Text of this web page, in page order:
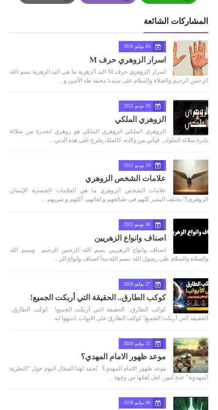
المشاركات الشائعة
05 يوليو 2026
اسرار الزوهري حرف M
اسرار الزوهري حرف M اليد الزهرية ما هي اليد الزهرية بسم الله
الرحمن الرحيم والصلاة والسلام على سيدنا محمد طه الأمين و…
29 يونيو 2022
الزوهري الملكي
الزوهري الملكي الزوهري الملكي هو زوهري انحدرة من سلالة
نادرة سلالة الملوك.. فيأتي من ولادته كالملك يخرج على هذه الدني…
29 يونيو 2022
علامات الشخص الزوهري
علامات الشخص الزوهري ما هي العلامات الجسدية الإنسان
الزوهري؟! يختلف البشر كلهم في طبائعهم و لغاتهم، أكلهم و شربهم…
30 يونيو 2022
اصناف وانواع الزهريين
اصناف وانواع الزهريين بسم الله الرحمن الرحيم ويسم الله
والصلاة والسلام علي رسول الله بسم الله نبدأ اصناف وانواع الز…
27 يوليو 2026
كوكب الطارق.. الحقيقة التي أربكت الجميع!
كوكب الطارق.. الحقيقة التي أربكت الجميع! كوكب الطارق..
الحقيقة التي أربكت الجميع! كوكب الطارق على الابواب..انتبهوا ايه…
25 يوليو 2026
موعد ظهور الامام المهدي؟
موعد ظهور الامام المهدي؟ يُحمد لهذا المقال اليوم حول "النظرية
المهدوية" عدة أمور، لعل أهمّها من وجهة …
06 يوليو 2026